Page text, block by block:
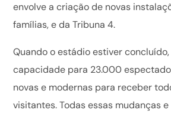
envolve a criação de novas
famílias, e da Tribuna 4.
Quando o estádio estiver
capacidade para 23.000
novas e modernas para receber
visitantes. Todas essas mudanças